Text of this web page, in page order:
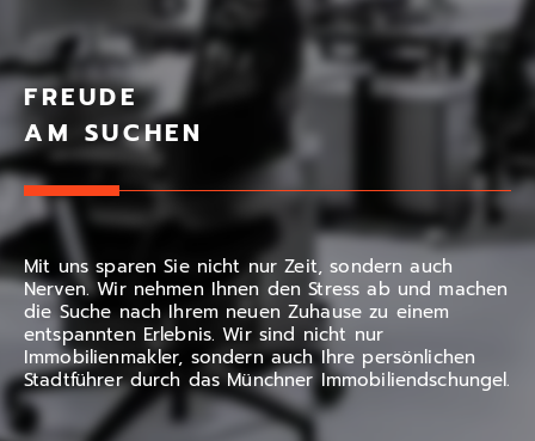
FREUDE
AM SUCHEN
Mit uns sparen Sie nicht nur Zeit, sondern auch
Nerven. Wir nehmen Ihnen den Stress ab und machen
die Suche nach Ihrem neuen Zuhause zu einem
entspannten Erlebnis. Wir sind nicht nur
Immobilienmakler, sondern auch Ihre persönlichen
Stadtführer durch das Münchner Immobiliendschungel.